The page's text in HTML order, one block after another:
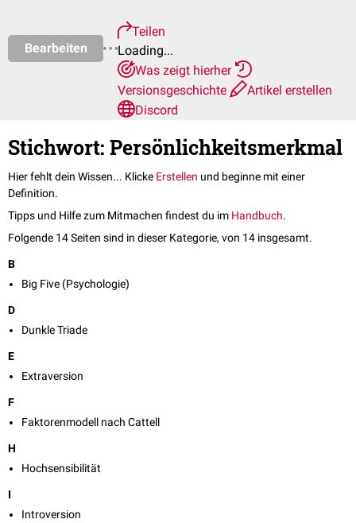
Bearbeiten
Teilen
Loading...
Was zeigt hierher
Versionsgeschichte
Artikel erstellen
Discord
Stichwort: Persönlichkeitsmerkmal
Hier fehlt dein Wissen... Klicke Erstellen und beginne mit einer
Definition.
Tipps und Hilfe zum Mitmachen findest du im Handbuch.
Folgende 14 Seiten sind in dieser Kategorie, von 14 insgesamt.
B
Big Five (Psychologie)
D
Dunkle Triade
E
Extraversion
F
Faktorenmodell nach Cattell
H
Hochsensibilität
I
Introversion